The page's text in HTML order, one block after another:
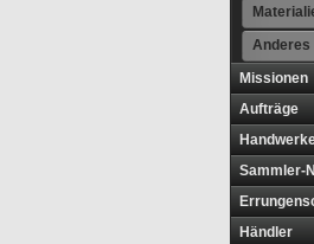
Anderes
Missionen
Aufträge
Sammler-
Händler